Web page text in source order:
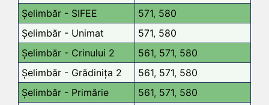
Șelimbăr - SIFEE
571, 580
Șelimbăr - Unimat
571, 580
Șelimbăr - Crinului 2
561, 571, 580
Șelimbăr - Grădinița 2
561, 571, 580
Șelimbăr - Primărie
561, 571, 580